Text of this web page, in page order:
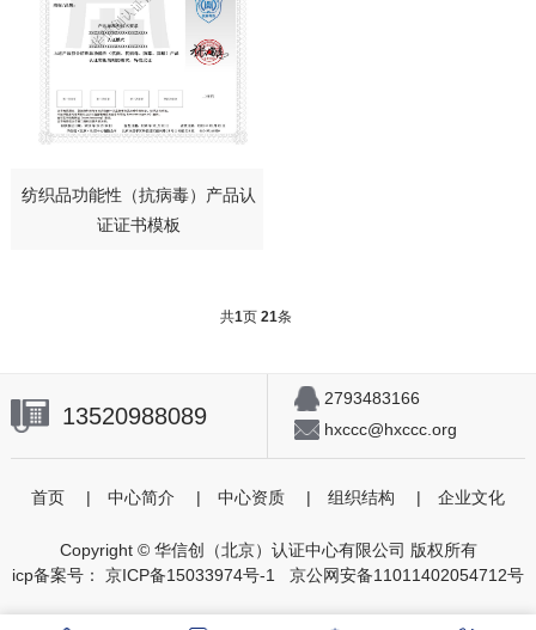
纺织品功能性（抗病毒）产品认
证证书模板
共1页 21条
13520988089
2793483166
hxccc@hxccc.org
首页 | 中心简介 | 中心资质 | 组织结构 | 企业文化
Copyright © 华信创（北京）认证中心有限公司 版权所有
icp备案号： 京ICP备15033974号-1 京公网安备11011402054712号